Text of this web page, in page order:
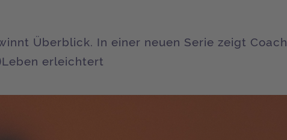
Überblick. In einer neuen Serie zeigt Coach
erleichtert